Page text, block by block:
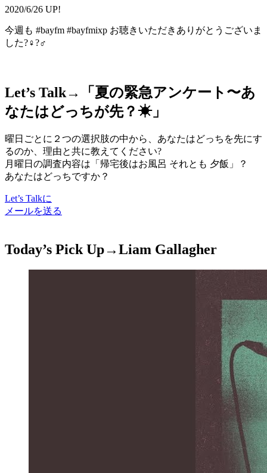
2020/6/26 UP!
今週も #bayfm #bayfmixp お聴きいただきありがとうございま
した?‍♀️?‍♂️
Let’s Talk→「 夏の緊急アンケート〜あ
なたはどっちが先？☀」
曜日ごとに２つの選択肢の中から、あなたはどっちを先にす
るのか、理由と共に教えてください?
月曜日の調査内容は「帰宅後はお風呂 それとも 夕飯」？
あなたはどっちですか？
Let’s Talkに
メールを送る
Today’s Pick Up→Liam Gallagher